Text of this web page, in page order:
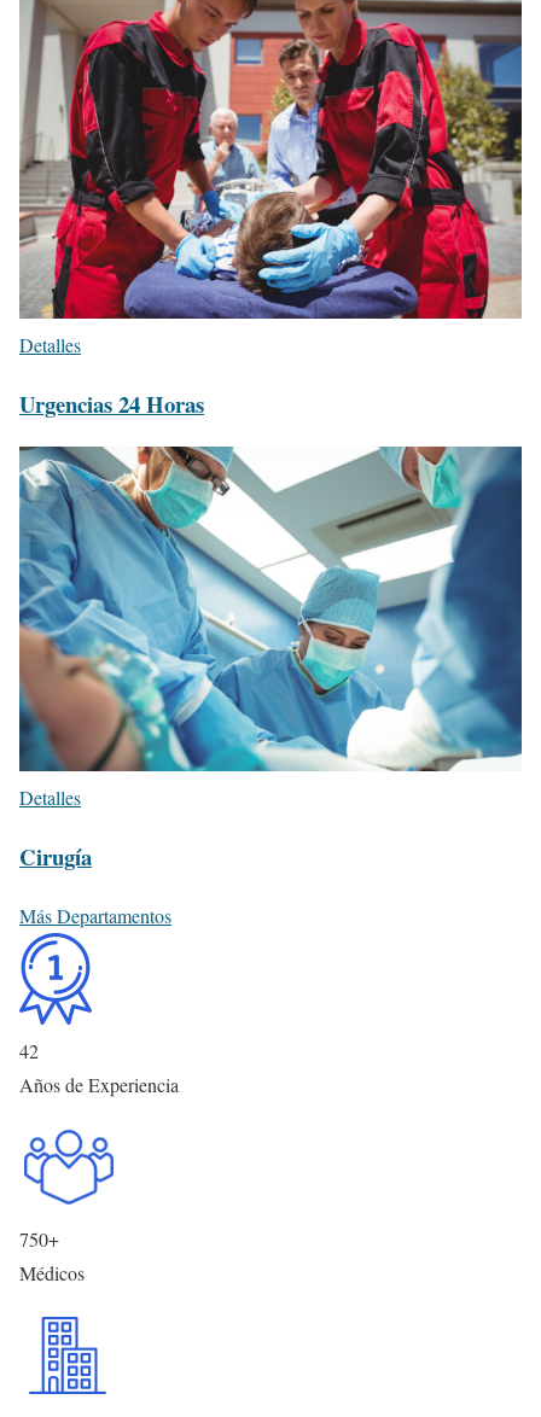
Detalles
Urgencias 24 Horas
Detalles
Cirugía
Más Departamentos
42
Años de Experiencia
750+
Médicos